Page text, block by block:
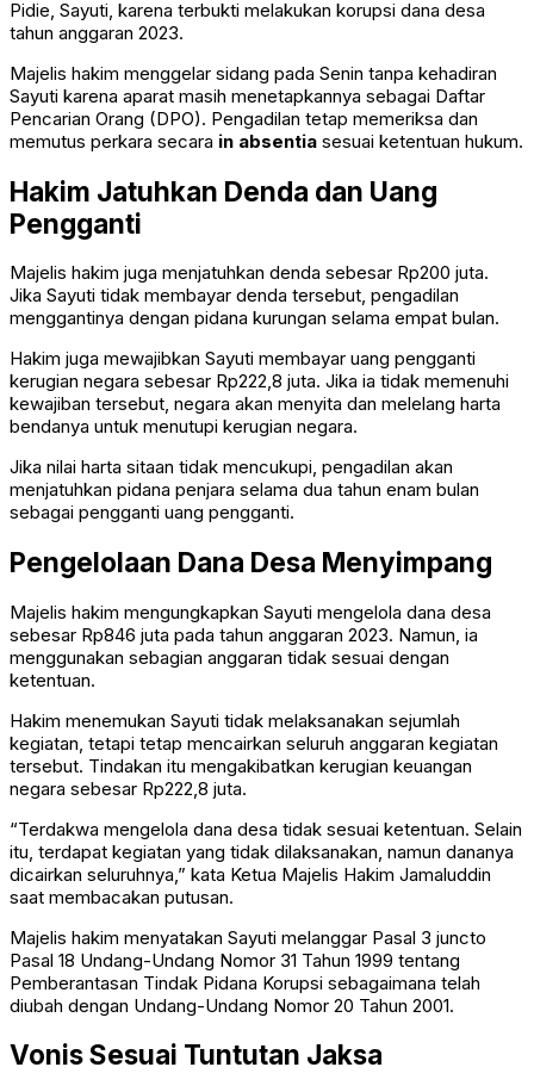
Pidie, Sayuti, karena terbukti melakukan korupsi dana desa
tahun anggaran 2023.
Majelis hakim menggelar sidang pada Senin tanpa kehadiran
Sayuti karena aparat masih menetapkannya sebagai Daftar
Pencarian Orang (DPO). Pengadilan tetap memeriksa dan
memutus perkara secara in absentia sesuai ketentuan hukum.
Hakim Jatuhkan Denda dan Uang
Pengganti
Majelis hakim juga menjatuhkan denda sebesar Rp200 juta.
Jika Sayuti tidak membayar denda tersebut, pengadilan
menggantinya dengan pidana kurungan selama empat bulan.
Hakim juga mewajibkan Sayuti membayar uang pengganti
kerugian negara sebesar Rp222,8 juta. Jika ia tidak memenuhi
kewajiban tersebut, negara akan menyita dan melelang harta
bendanya untuk menutupi kerugian negara.
Jika nilai harta sitaan tidak mencukupi, pengadilan akan
menjatuhkan pidana penjara selama dua tahun enam bulan
sebagai pengganti uang pengganti.
Pengelolaan Dana Desa Menyimpang
Majelis hakim mengungkapkan Sayuti mengelola dana desa
sebesar Rp846 juta pada tahun anggaran 2023. Namun, ia
menggunakan sebagian anggaran tidak sesuai dengan
ketentuan.
Hakim menemukan Sayuti tidak melaksanakan sejumlah
kegiatan, tetapi tetap mencairkan seluruh anggaran kegiatan
tersebut. Tindakan itu mengakibatkan kerugian keuangan
negara sebesar Rp222,8 juta.
“Terdakwa mengelola dana desa tidak sesuai ketentuan. Selain
itu, terdapat kegiatan yang tidak dilaksanakan, namun dananya
dicairkan seluruhnya,” kata Ketua Majelis Hakim Jamaluddin
saat membacakan putusan.
Majelis hakim menyatakan Sayuti melanggar Pasal 3 juncto
Pasal 18 Undang-Undang Nomor 31 Tahun 1999 tentang
Pemberantasan Tindak Pidana Korupsi sebagaimana telah
diubah dengan Undang-Undang Nomor 20 Tahun 2001.
Vonis Sesuai Tuntutan Jaksa